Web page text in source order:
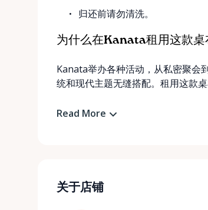
归还前请勿清洗。
为什么在Kanata租用这款桌
Kanata举办各种活动，从私密聚会
统和现代主题无缝搭配。租用这款
Read More
关于店铺